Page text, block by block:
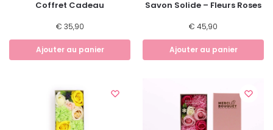
Coffret Cadeau
€ 35,90
Ajouter au panier
Savon Solide – Fleurs Roses
€ 45,90
Ajouter au panier